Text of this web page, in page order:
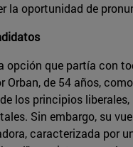
la oportunidad de
opción que partía con
Orban, de 54 años,
los principios
Sin embargo, su
caracterizada por